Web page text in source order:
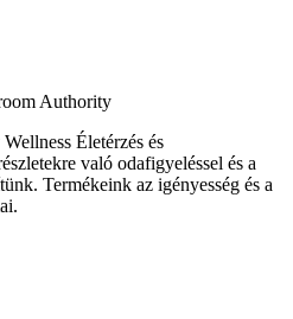
Authority
Életérzés és
való odafigyeléssel és a
Termékeink az igényesség és a